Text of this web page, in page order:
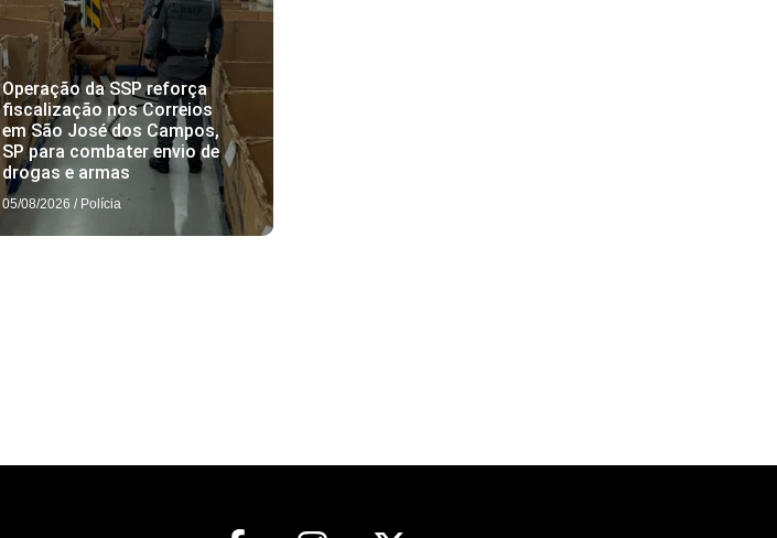
Operação da SSP reforça
fiscalização nos Correios
em São José dos Campos,
SP para combater envio de
drogas e armas
05/08/2026 / Polícia